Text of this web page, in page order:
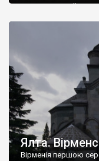
диктувати свої
Херсонесі
А потім було
Ялта.
Вірменія першою